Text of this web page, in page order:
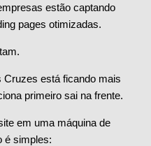
estão captando
pages otimizadas.
está ficando mais
primeiro sai na frente.
em uma máquina de
é simples: